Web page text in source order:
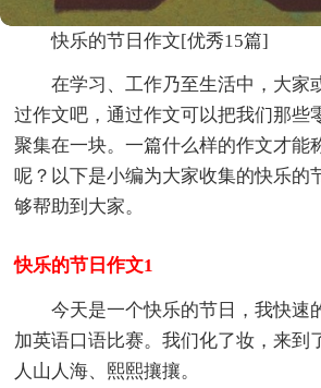
快乐的节日作文[优秀15篇]
在学习、工作乃至生活中，大家
过作文吧，通过作文可以把我们那些
聚集在一块。一篇什么样的作文才能
呢？以下是小编为大家收集的快乐的
够帮助到大家。
快乐的节日作文1
今天是一个快乐的节日，我快速
加英语口语比赛。我们化了妆，来到
人山人海、熙熙攘攘。